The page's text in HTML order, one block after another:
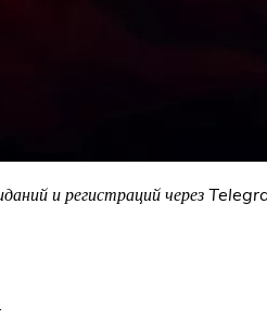
и регистраций через